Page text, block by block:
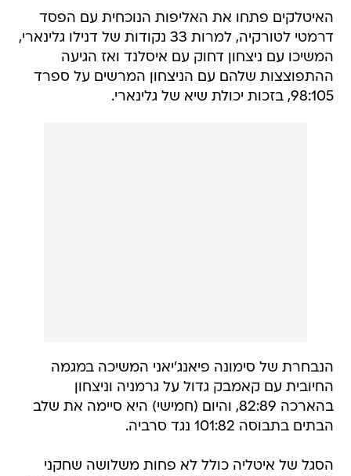
האיטלקים פתחו את האליפות הנוכחית עם הפסד
דרמטי לטורקיה, למרות 33 נקודות של דנילו גלינארי,
המשיכו עם ניצחון דחוק עם איסלנד ואז הגיעה
ההתפוצצות שלהם עם הניצחון המרשים על ספרד
98:105, בזכות יכולת שיא של גלינארי.
הנבחרת של סימונה פיאנג'יאני המשיכה במגמה
החיובית עם קאמבק גדול על גרמניה וניצחון
בהארכה 82:89, והיום (חמישי) היא סיימה את שלב
הבתים בתבוסה 101:82 נגד סרביה.
הסגל של איטליה כולל לא פחות משלושה שחקני